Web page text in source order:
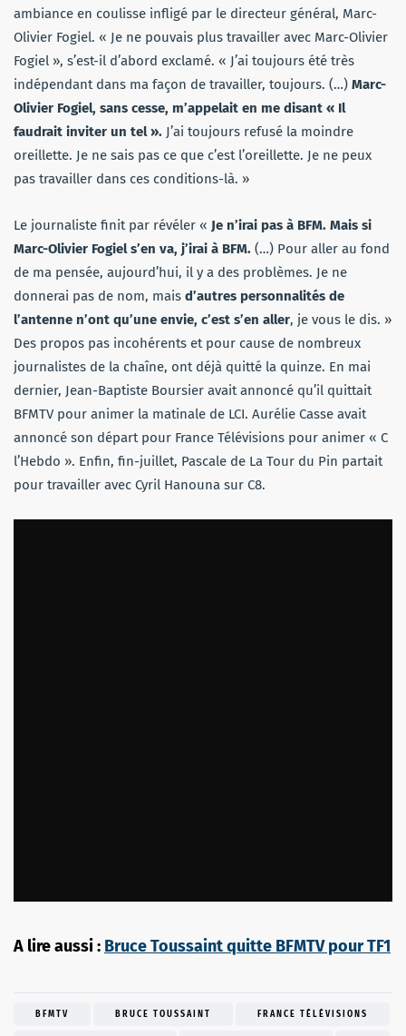
ambiance en coulisse infligé par le directeur général, Marc-
Olivier Fogiel. « Je ne pouvais plus travailler avec Marc-Olivier
Fogiel », s’est-il d’abord exclamé. « J’ai toujours été très
indépendant dans ma façon de travailler, toujours. (…) Marc-
Olivier Fogiel, sans cesse, m’appelait en me disant « Il
faudrait inviter un tel ». J’ai toujours refusé la moindre
oreillette. Je ne sais pas ce que c’est l’oreillette. Je ne peux
pas travailler dans ces conditions-là. »
Le journaliste finit par révéler « Je n’irai pas à BFM. Mais si
Marc-Olivier Fogiel s’en va, j’irai à BFM. (…) Pour aller au fond
de ma pensée, aujourd’hui, il y a des problèmes. Je ne
donnerai pas de nom, mais d’autres personnalités de
l’antenne n’ont qu’une envie, c’est s’en aller, je vous le dis. »
Des propos pas incohérents et pour cause de nombreux
journalistes de la chaîne, ont déjà quitté la quinze. En mai
dernier, Jean-Baptiste Boursier avait annoncé qu’il quittait
BFMTV pour animer la matinale de LCI. Aurélie Casse avait
annoncé son départ pour France Télévisions pour animer « C
l’Hebdo ». Enfin, fin-juillet, Pascale de La Tour du Pin partait
pour travailler avec Cyril Hanouna sur C8.
A lire aussi : Bruce Toussaint quitte BFMTV pour TF1
BFMTV BRUCE TOUSSAINT FRANCE TÉLÉVISIONS